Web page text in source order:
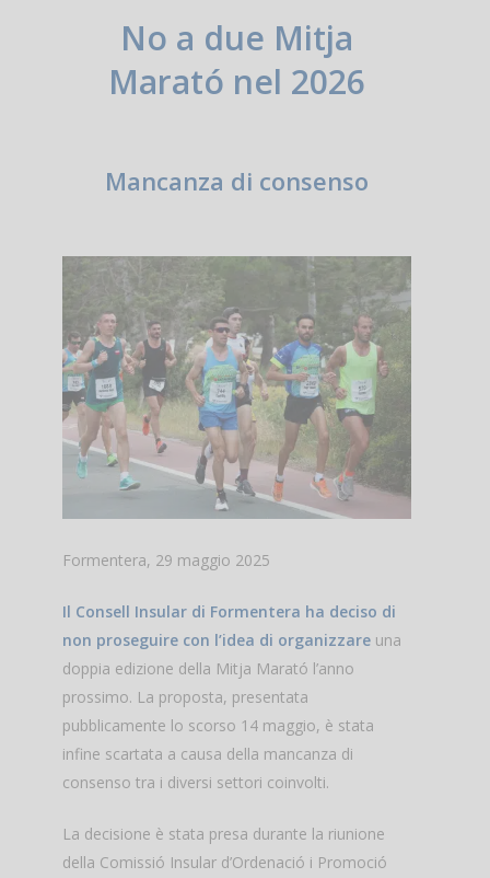
No a due Mitja
Marató nel 2026
Mancanza di consenso
Formentera, 29 maggio 2025
Il Consell Insular di Formentera ha deciso di
non proseguire con l’idea di organizzareuna
doppia edizione della Mitja Marató l’anno
prossimo. La proposta, presentata
pubblicamente lo scorso 14 maggio, è stata
infine scartata a causa della mancanza di
consenso tra i diversi settori coinvolti.
La decisione è stata presa durante la riunione
della Comissió Insular d’Ordenació i Promoció